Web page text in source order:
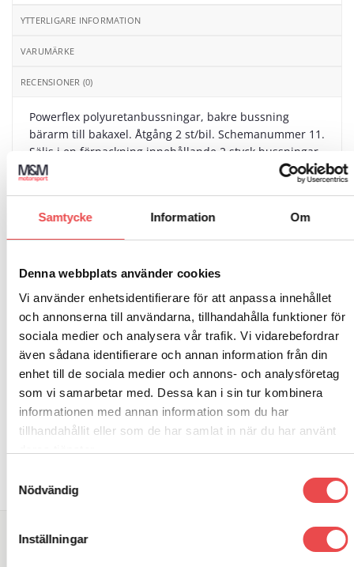
Samtycke Information Om
Denna webbplats använder cookies
Vi använder enhetsidentifierare för att anpassa innehållet
och annonserna till användarna, tillhandahålla funktioner för
sociala medier och analysera vår trafik. Vi vidarebefordrar
även sådana identifierare och annan information från din
enhet till de sociala medier och annons- och analysföretag
som vi samarbetar med. Dessa kan i sin tur kombinera
informationen med annan information som du har
tillhandahållit eller som de har samlat in när du har använt
Nödvändig
Inställningar
YTTERLIGARE INFORMATION
VARUMÄRKE
RECENSIONER (0)
Powerflex polyuretanbussningar, bakre bussning
bärarm till bakaxel. Åtgång 2 st/bil. Schemanummer 11.
Säljs i en förpackning innehållande 2 styck bussningar.
Passar till följande bilmodeller:
Volvo 240 (1975-1993)
RELATERADE PRODUKTER
Add to
wishlist
Art.nr: PF32-132
Powerflexbussning
Art.nr: PF32-105
Powerflexbussning
SÖK DIREKT PÅ SAJTEN